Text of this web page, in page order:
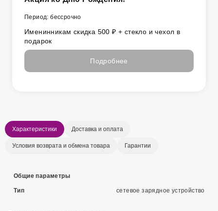
Период: бессрочно
Именинникам скидка 500 ₽ + стекло и чехол в
подарок
Подробнее
Характеристики Доставка и оплата
Условия возврата и обмена товара Гарантии
Общие параметры
Тип сетевое зарядное устройство